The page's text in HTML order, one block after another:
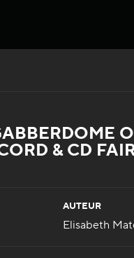
& CD
AUTEUR
Elisabeth